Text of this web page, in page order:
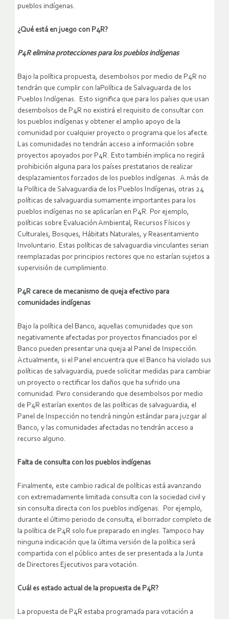
pueblos indígenas.
¿Qué está en juego con P4R?
P4R elimina protecciones para los pueblos indígenas
Bajo la política propuesta, desembolsos por medio de P4R no
tendrán que cumplir con laPolítica de Salvaguarda de los
Pueblos Indígenas. Esto significa que para los países que usan
desembolsos de P4R no existirá el requisito de consultar con
los pueblos indígenas y obtener el amplio apoyo de la
comunidad por cualquier proyecto o programa que los afecte.
Las comunidades no tendrán acceso a información sobre
proyectos apoyados por P4R. Esto también implica no regirá
prohibición alguna para los países prestatarios de realizar
desplazamientos forzados de los pueblos indígenas. A más de
la Política de Salvaguardia de los Pueblos Indígenas, otras 24
políticas de salvaguardia sumamente importantes para los
pueblos indígenas no se aplicarían en P4R. Por ejemplo,
políticas sobre Evaluación Ambiental, Recursos Físicos y
Culturales, Bosques, Hábitats Naturales, y Reasentamiento
Involuntario. Estas políticas de salvaguardia vinculantes serian
reemplazadas por principios rectores que no estarían sujetos a
supervisión de cumplimiento.
P4R carece de mecanismo de queja efectivo para
comunidades indígenas
Bajo la política del Banco, aquellas comunidades que son
negativamente afectadas por proyectos financiados por el
Banco pueden presentar una queja al Panel de Inspección.
Actualmente, si el Panel encuentra que el Banco ha violado sus
políticas de salvaguardia, puede solicitar medidas para cambiar
un proyecto o rectificar los daños que ha sufrido una
comunidad. Pero considerando que desembolsos por medio
de P4R estarían exentos de las políticas de salvaguardia, el
Panel de Inspección no tendrá ningún estándar para juzgar al
Banco, y las comunidades afectadas no tendrán acceso a
recurso alguno.
Falta de consulta con los pueblos indígenas
Finalmente, este cambio radical de políticas está avanzando
con extremadamente limitada consulta con la sociedad civil y
sin consulta directa con los pueblos indígenas. Por ejemplo,
durante el último periodo de consulta, el borrador completo de
la política de P4R solo fue preparado en ingles. Tampoco hay
ninguna indicación que la última versión de la política será
compartida con el público antes de ser presentada a la Junta
de Directores Ejecutivos para votación.
Cuál es estado actual de la propuesta de P4R?
La propuesta de P4R estaba programada para votación a